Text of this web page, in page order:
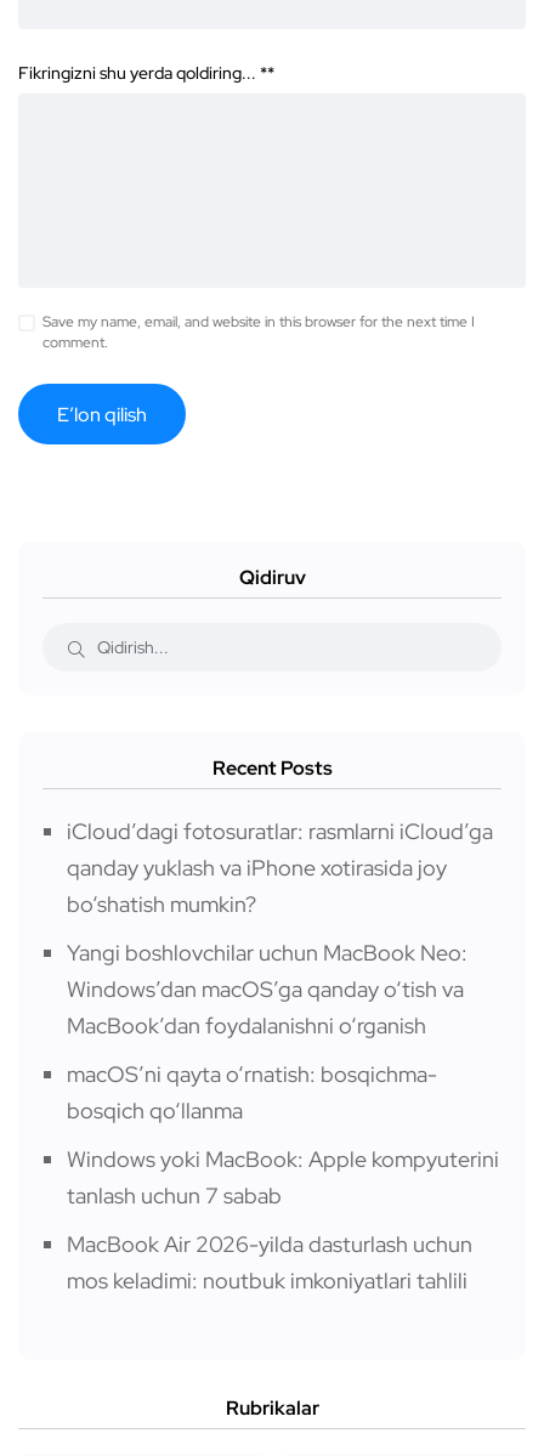
Fikringizni shu yerda qoldiring... **
Save my name, email, and website in this browser for the next time I
comment.
Qidiruv
Recent Posts
iCloud’dagi fotosuratlar: rasmlarni iCloud’ga
qanday yuklash va iPhone xotirasida joy
bo‘shatish mumkin?
Yangi boshlovchilar uchun MacBook Neo:
Windows’dan macOS’ga qanday o‘tish va
MacBook’dan foydalanishni o‘rganish
macOS’ni qayta o‘rnatish: bosqichma-
bosqich qo‘llanma
Windows yoki MacBook: Apple kompyuterini
tanlash uchun 7 sabab
MacBook Air 2026-yilda dasturlash uchun
mos keladimi: noutbuk imkoniyatlari tahlili
Rubrikalar